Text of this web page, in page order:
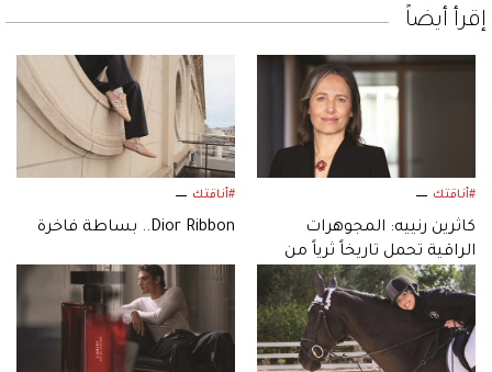
إقرأ أيضاً
#أناقتك
كاثرين رنييه: المجوهرات
الراقية تحمل تاريخاً ثرياً من
الثقافة والإبداع
#أناقتك
Dior Ribbon.. بساطة فاخرة